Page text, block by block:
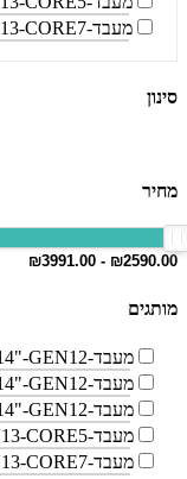
מעבד-I7-14"-GEN13-CORE7
סינון
מחיר
מותגים
מעבד-I3-14"-GEN12
מעבד-I5-14"-GEN12
מעבד-I7-14"-GEN12
מעבד-I5-14"-GEN13-CORE5
מעבד-I7-14"-GEN13-CORE7